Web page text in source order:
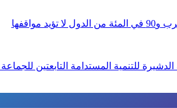
مواقفها
للتنمية المستدامة التابعتين